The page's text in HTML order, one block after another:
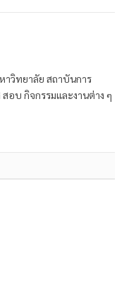
าวิทยาลัย สถาบันการ
อบ กิจกรรมและงานต่าง ๆ